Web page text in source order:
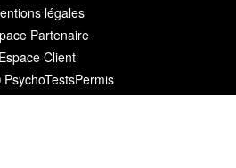
légales
Partenaire
Espace Client